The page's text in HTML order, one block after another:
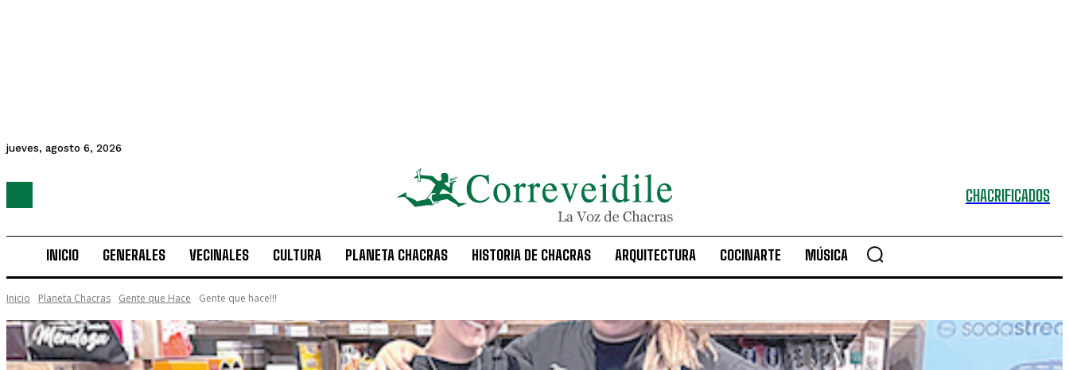
jueves, agosto 6, 2026
CHACRIFICADOS
INICIO GENERALES VECINALES CULTURA PLANETA CHACRAS HISTORIA DE CHACRAS ARQUITECTURA COCINARTE MÚSICA
Inicio Planeta Chacras Gente que Hace Gente que hace!!!